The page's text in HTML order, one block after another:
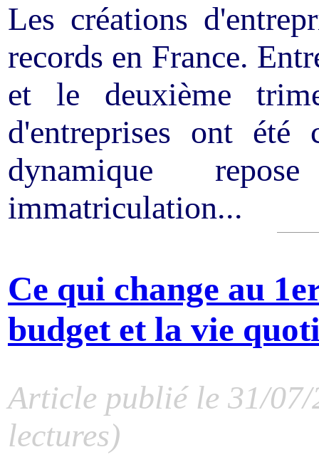
Les créations
records en France.
et le deuxième
d'entreprises ont été
dynamique
immatriculation...
Ce qui change au
budget et la vie
Article publié le 31/
lectures)